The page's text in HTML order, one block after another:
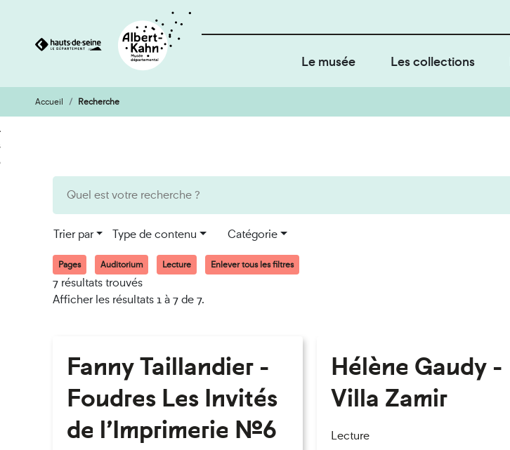
Aller
au
contenu
Aller
à
la
Le musée Les collections
Accueil Recherche
Trier par Type de contenu Catégorie
Pages Auditorium Lecture Enlever tous les filtres
7 résultats trouvés
Afficher les résultats 1 à 7 de 7.
Fanny Taillandier -
Foudres Les Invités
de l’Imprimerie n°6
Hélène Gaudy -
Villa Zamir
Lecture